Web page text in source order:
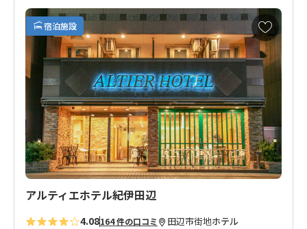
悠久の流れに思いを馳せる そんなゲストハウス「紺屋町家」が誕生
田辺のまちを広く散策して楽しめる自転車の貸し出しや、テレワー
りますので、
ビジネスの方やワーケーション利用にもおすすめです。
宿泊施設
お
気
に
入
り
に
追
加
アルティエホテル紀伊田辺
4.08164 件の口コミ 田辺市街地ホテル